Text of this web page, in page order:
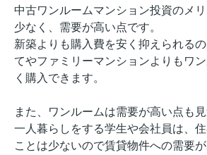
中古ワンルームマンション投資のメ
少なく、需要が高い点です。
新築よりも購入費を安く抑えられる
てやファミリーマンションよりもワ
く購入できます。
また、ワンルームは需要が高い点も見
一人暮らしをする学生や会社員は、
ことは少ないので賃貸物件への需要が